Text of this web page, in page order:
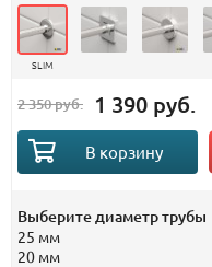
Выберите диаметр трубы
25 мм
20 мм
SLIM
2 350 руб. 1 390 руб.
В корзину